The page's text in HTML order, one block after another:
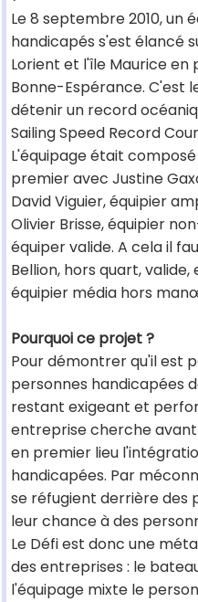
Le 8 septembre 2010, un
handicapés s'est élancé
Lorient et l'île Maurice en
Bonne-Espérance. C'est
détenir un record
Sailing Speed Record
L'équipage était
premier avec Justine
David Viguier, équipier
Olivier Brisse, équipier
équiper valide. A cela il
Bellion, hors quart,
équipier média hors
Pourquoi ce projet ?
Pour démontrer qu'il est
personnes handicapées
restant exigeant et
entreprise cherche
en premier lieu
handicapées. Par
se réfugient derrière des
leur chance à des
Le Défi est donc une
des entreprises : le
l'équipage mixte le